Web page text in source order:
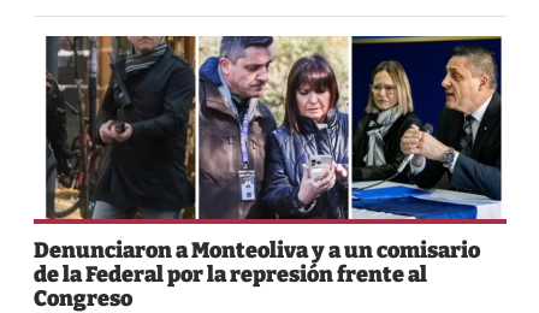
Denunciaron a Monteoliva y a un comisario
de la Federal por la represión frente al
Congreso